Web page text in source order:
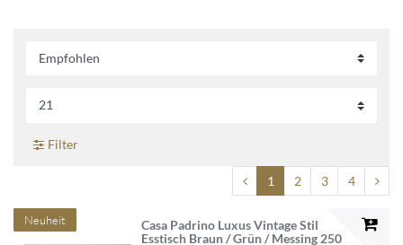
Filter
1 2 3 4
Neuheit
Casa Padrino Luxus Vintage Stil
Esstisch Braun / Grün / Messing 250